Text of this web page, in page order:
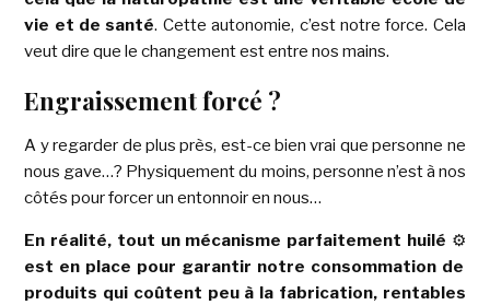
vie et de santé. Cette autonomie, c’est notre force. Cela
veut dire que le changement est entre nos mains.
Engraissement forcé ?
A y regarder de plus près, est-ce bien vrai que personne ne
nous gave…? Physiquement du moins, personne n’est à nos
côtés pour forcer un entonnoir en nous…
En réalité, tout un mécanisme parfaitement huilé ⚙️
est en place pour garantir notre consommation de
produits qui coûtent peu à la fabrication, rentables